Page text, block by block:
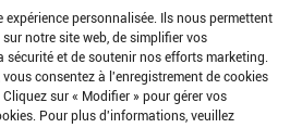
-
expérience personnalisée. Ils nous permettent
notre site web, de simplifier vos
sécurité et de soutenir nos efforts marketing.
vous consentez à l'enregistrement de cookies
sur « Modifier » pour gérer vos
Pour plus d'informations, veuillez